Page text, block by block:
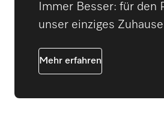
Immer Besser: für den
unser einziges Zuhause
Mehr erfahren